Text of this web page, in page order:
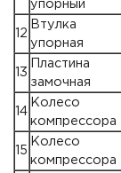
упорный
12
Втулка
упорная
13
Пластина
замочная
14
Колесо
компрессора
15
Колесо
компрессора